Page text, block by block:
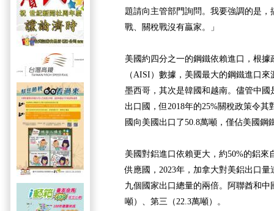
題請向主管部門詢問。我要強調的是
戰、關稅戰沒有贏家。」
美國約四分之一的鋼鐵依賴進口，根
（AISI）數據，美國最大的鋼鐵進口
墨西哥，其次是韓國和越南。儘管中
出口國，但2018年的25%關稅政策令
國向美國出口了50.8萬噸，僅佔美國鋼
美國對鋁進口依賴更大，約50%的鋁來
供應國，2023年，加拿大對美鋁出口
九個國家出口總量的兩倍。阿聯酋和中
噸）、第三（22.3萬噸）。